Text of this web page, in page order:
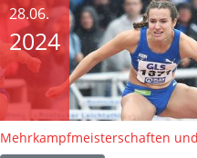
28.06.
2024